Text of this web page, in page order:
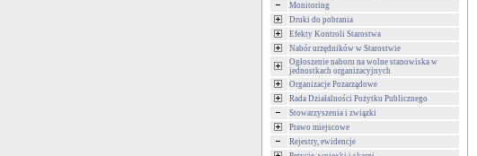
Monitoring
Druki do pobrania
Efekty Kontroli Starostwa
Nabór urzędników w Starostwie
Ogłoszenie naboru na wolne stanowiska w
jednostkach organizacyjnych
Organizacje Pozarządowe
Rada Działalności Pożytku Publicznego
Stowarzyszenia i związki
Prawo miejscowe
Rejestry, ewidencje